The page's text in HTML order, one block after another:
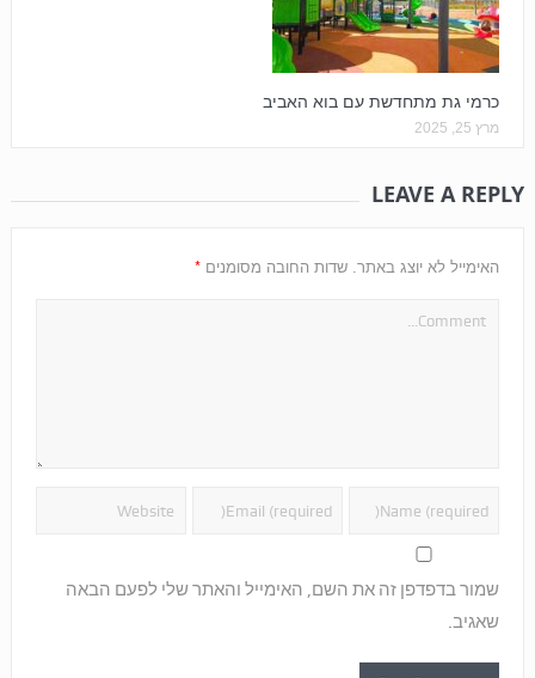
כרמי גת מתחדשת עם בוא האביב
מרץ 25, 2025
LEAVE A REPLY
האימייל לא יוצג באתר. שדות החובה מסומנים *
שמור בדפדפן זה את השם, האימייל והאתר שלי לפעם הבאה
שאגיב.